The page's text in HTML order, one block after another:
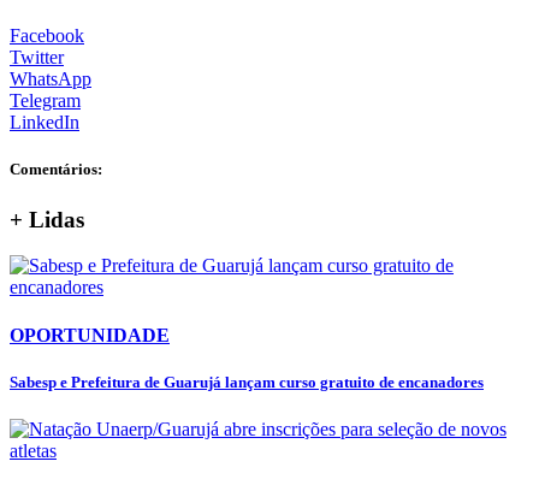
Facebook
Twitter
WhatsApp
Telegram
LinkedIn
Comentários:
+ Lidas
OPORTUNIDADE
Sabesp e Prefeitura de Guarujá lançam curso gratuito de encanadores